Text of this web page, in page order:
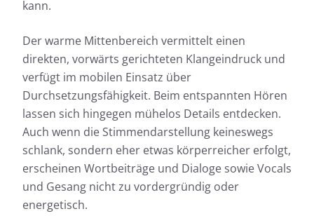
kann.
Der warme Mittenbereich vermittelt einen
direkten, vorwärts gerichteten Klangeindruck und
verfügt im mobilen Einsatz über
Durchsetzungsfähigkeit. Beim entspannten Hören
lassen sich hingegen mühelos Details entdecken.
Auch wenn die Stimmendarstellung keineswegs
schlank, sondern eher etwas körperreicher erfolgt,
erscheinen Wortbeiträge und Dialoge sowie Vocals
und Gesang nicht zu vordergründig oder
energetisch.